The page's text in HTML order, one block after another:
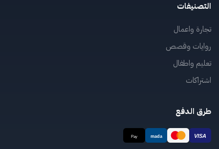
التصنيفات
تجارة واعمال
روايات وقصص
تعليم واطفال
اشتراكات
طرق الدفع